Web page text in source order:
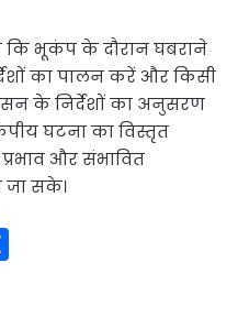
कि भूकंप के दौरान घबराने
का पालन करें और किसी
के निर्देशों का अनुसरण
घटना का विस्तृत
और संभावित
सके।